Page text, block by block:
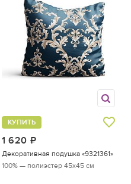
1 620
КУПИТЬ
Декоративная подушка «9321361»
100% — полиэстер45x45 см